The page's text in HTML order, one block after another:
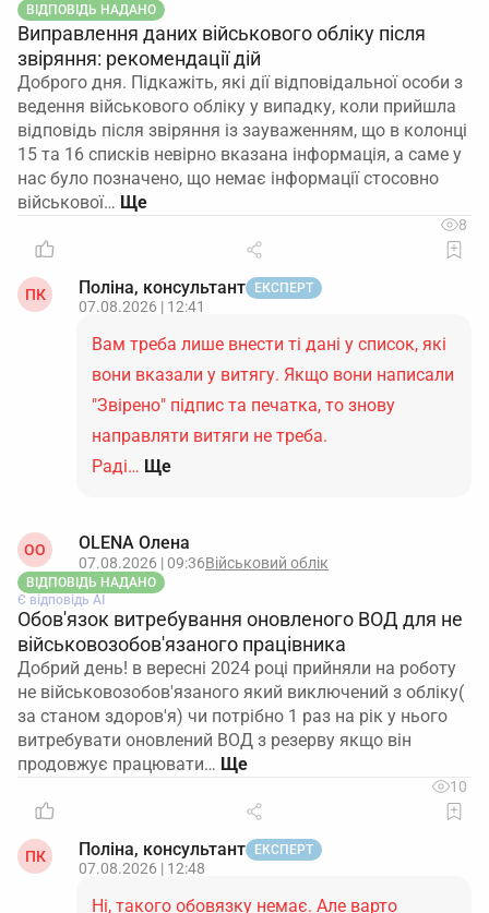
ВІДПОВІДЬ НАДАНО
Виправлення даних військового обліку після
звіряння: рекомендації дій
Доброго дня. Підкажіть, які дії відповідальної особи з
ведення військового обліку у випадку, коли прийшла
відповідь після звіряння із зауваженням, що в колонці
15 та 16 списків невірно вказана інформація, а саме у
нас було позначено, що немає інформації стосовно
військової…
8
ПК Поліна, консультант ЕКСПЕРТ
07.08.2026 | 12:41
Вам треба лише внести ті дані у список, які
вони вказали у витягу. Якщо вони написали
"Звірено" підпис та печатка, то знову
направляти витяги не треба.
Раді… Ще
ОO OLENA Олена
07.08.2026 | 09:36Військовий облік
ВІДПОВІДЬ НАДАНО
Є відповідь АІ
Обов'язок витребування оновленого ВОД для не
військовозобов'язаного працівника
Добрий день! в вересні 2024 році прийняли на роботу
не військовозобов'язаного який виключений з обліку(
за станом здоров'я) чи потрібно 1 раз на рік у нього
витребувати оновлений ВОД з резерву якщо він
продовжує працювати…
10
ПК Поліна, консультант ЕКСПЕРТ
07.08.2026 | 12:48
Ні, такого обовязку немає. Але варто